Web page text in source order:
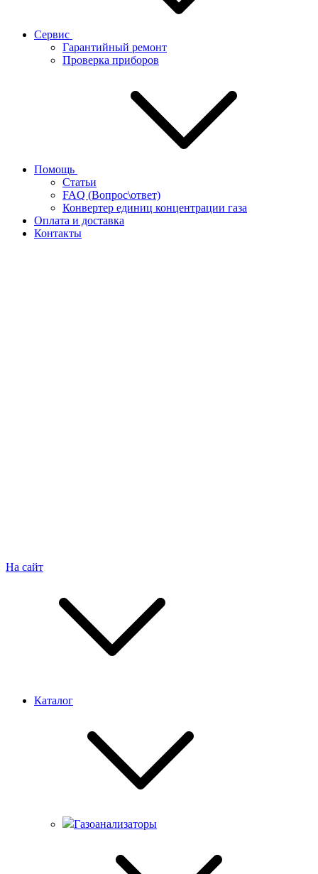
Сервис
Гарантийный ремонт
Проверка приборов
Помощь
Статьи
FAQ (Вопрос\ответ)
Конвертер единиц концентрации газа
Оплата и доставка
Контакты
На сайт
Каталог
Газоанализаторы